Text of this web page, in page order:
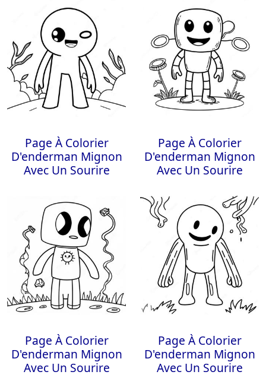
Page À Colorier
D'enderman Mignon
Avec Un Sourire
Page À Colorier
D'enderman Mignon
Avec Un Sourire
Page À Colorier
D'enderman Mignon
Avec Un Sourire
Page À Colorier
D'enderman Mignon
Avec Un Sourire